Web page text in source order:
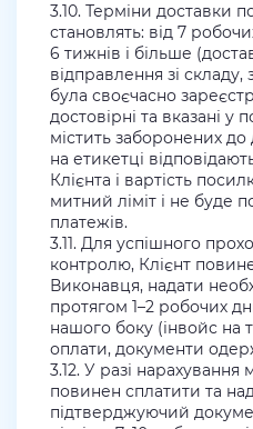
3.10. Терміни доставки
становлять: від 7
6 тижнів і більше
відправлення зі
була своєчасно
достовірні та вказані у
містить заборонених до
на етикетці
Клієнта і вартість
митний ліміт і не буде
платежів.
3.11. Для успішного
контролю, Клієнт
Виконавця, надати
протягом 1–2 робочих
нашого боку (інвойс на
оплати, документи
3.12. У разі
повинен сплатити та
підтверджуючий